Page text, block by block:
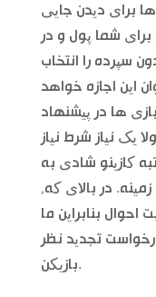
برای دیدن جایی
شما پول و در
سپرده را انتخاب
این اجازه خواهد
ها در پیشنهاد
یک نیاز شرط نیاز
کازینو شادی به
در بالای که,
احوال بنابراین ما
تجدید نظر
بازیکن.